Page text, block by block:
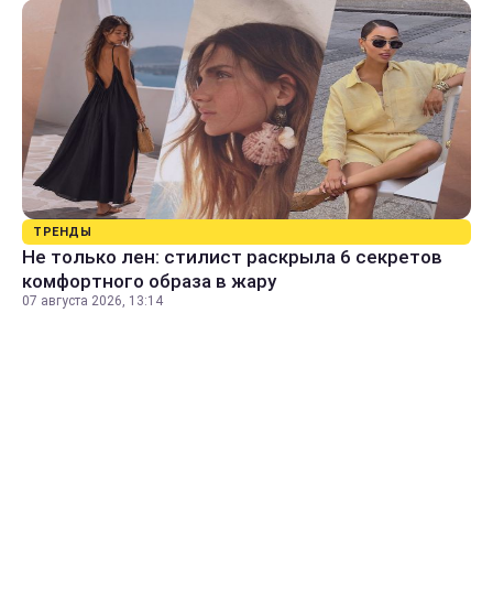
ТРЕНДЫ
Не только лен: стилист раскрыла 6 секретов
комфортного образа в жару
07 августа 2026, 13:14